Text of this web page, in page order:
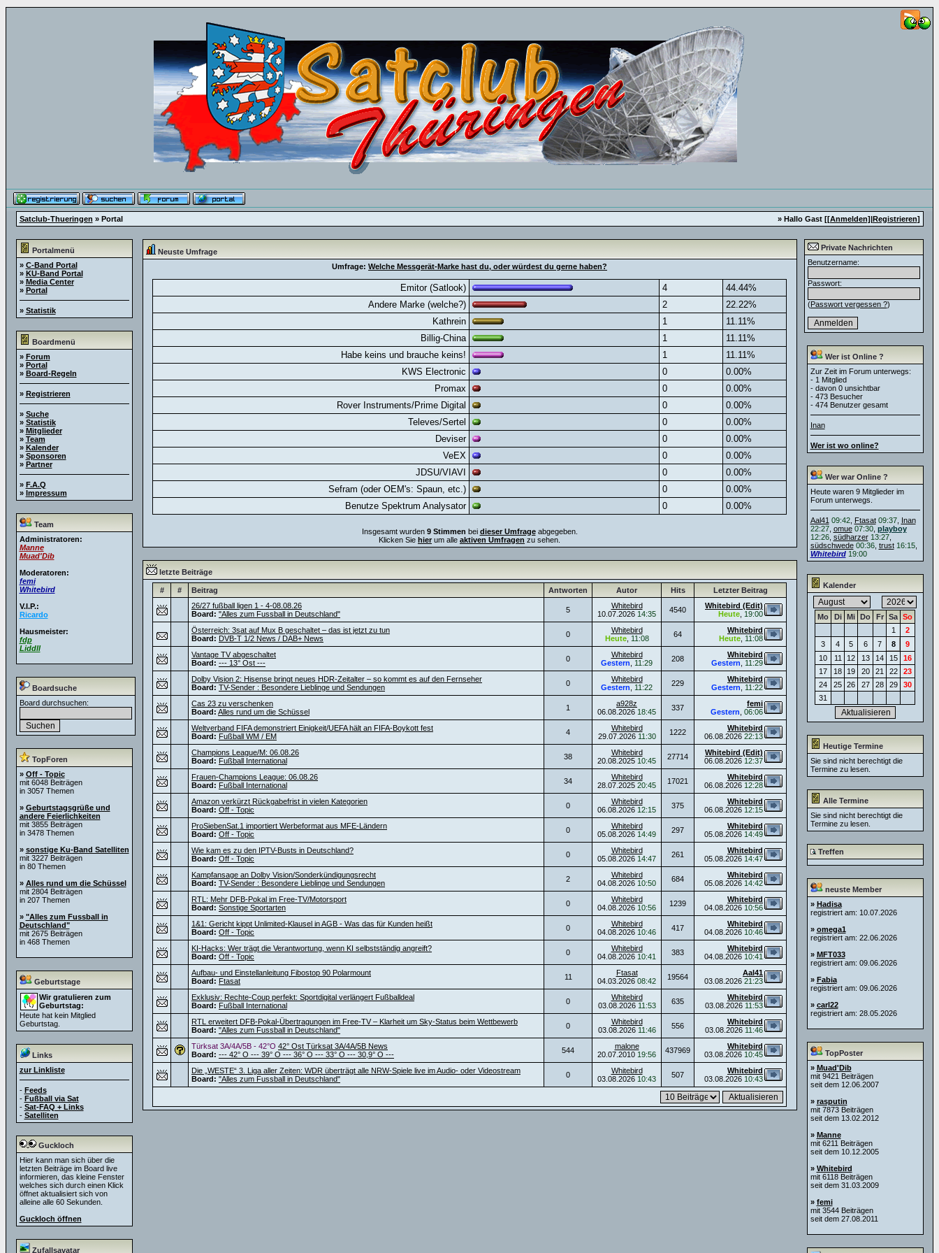
Satclub-Thueringen » Portal » Hallo Gast [[Anmelden]|Registrieren]
Portalmenü
» C-Band Portal
» KU-Band Portal
» Media Center
» Portal
» Statistik
Boardmenü
» Forum
» Portal
» Board-Regeln
» Registrieren
» Suche
» Statistik
» Mitglieder
» Team
» Kalender
» Sponsoren
» Partner
» F.A.Q
» Impressum
Team
Administratoren:
Manne
Muad'Dib
Moderatoren:
femi
Whitebird
V.I.P.:
Ricardo
Hausmeister:
fdp
Liddll
Boardsuche
Board durchsuchen:
TopForen
» Off - Topic
mit 6048 Beiträgen
in 3057 Themen
» Geburtstagsgrüße und
andere Feierlichkeiten
mit 3855 Beiträgen
in 3478 Themen
» sonstige Ku-Band Satelliten
mit 3227 Beiträgen
in 80 Themen
» Alles rund um die Schüssel
mit 2804 Beiträgen
in 207 Themen
» "Alles zum Fussball in
Deutschland"
mit 2675 Beiträgen
in 468 Themen
Geburtstage
Wir gratulieren zum
Geburtstag:
Heute hat kein Mitglied
Geburtstag.
Links
zur Linkliste
- Feeds
- Fußball via Sat
- Sat-FAQ + Links
- Satelliten
Guckloch
Hier kann man sich über die
letzten Beiträge im Board live
informieren, das kleine Fenster
welches sich durch einen Klick
öffnet aktualisiert sich von
alleine alle 60 Sekunden.
Guckloch öffnen
Zufallsavatar
Neuste Umfrage
Umfrage: Welche Messgerät-Marke hast du, oder würdest du gerne haben?
Emitor (Satlook) 4
44.44%
Andere Marke (welche?)
2
22.22%
Kathrein
1
11.11%
Billig-China
1
11.11%
Habe keins und brauche keins!
1
11.11%
KWS Electronic
0
0.00%
Promax
0
0.00%
Rover Instruments/Prime Digital
0
0.00%
Televes/Sertel
0
0.00%
Deviser
0
0.00%
VeEX
0
0.00%
JDSU/VIAVI
0
0.00%
Sefram (oder OEM's: Spaun, etc.)
0
0.00%
Benutze Spektrum Analysator
0 0.00%
Insgesamt wurden 9 Stimmen bei dieser Umfrageabgegeben.
Klicken Sie hier um alle aktiven Umfragen zu sehen.
letzte Beiträge
# # Beitrag Antworten Autor Hits
Letzter Beitrag
26/27 fußball ligen 1 - 4-08.08.26
Board: "Alles zum Fussball in Deutschland" 5
Whitebird
10.07.2026 14:35 4540
Whitebird (Edit)
Heute 19:00
Österreich: 3sat auf Mux B geschaltet – das ist jetzt zu tun
Board: DVB-T 1/2 News / DAB+ News 0
Whitebird
Heute, 11:08 64
Whitebird
Heute 11:08
Vantage TV abgeschaltet
Board: --- 13° Ost --- 0
Whitebird
Gestern
11:29 208
Whitebird
Gestern
11:29
Dolby Vision 2: Hisense bringt neues HDR-Zeitalter – so kommt es auf den Fernseher
Board: TV-Sender : Besondere Lieblinge und Sendungen 0
Whitebird
Gestern
11:22 229
Whitebird
Gestern
11:22
Cas 23 zu verschenken
Board: Alles rund um die Schüssel 1
a928z
06.08.2026 18:45 337
femi
Gestern 06:06
Weltverband FIFA demonstriert Einigkeit/UEFA hält an FIFA-Boykott fest
Board: Fußball WM / EM 4
Whitebird
29.07.2026 11:30 1222
Whitebird
06.08.2026 22:13
Champions League/M: 06.08.26
Board: Fußball International 38
Whitebird
20.08.2025 10:45 27714
Whitebird (Edit)
06.08.2026 12:37
Frauen-Champions League: 06.08.26
Board: Fußball International 34
Whitebird
28.07.2025 20:45 17021
Whitebird
06.08.2026 12:28
Amazon verkürzt Rückgabefrist in vielen Kategorien
Board: Off - Topic 0
Whitebird
06.08.2026 12:15 375
Whitebird
06.08.2026 12:15
ProSiebenSat.1 importiert Werbeformat aus MFE-Ländern
Board: Off - Topic 0
Whitebird
05.08.2026 14:49 297
Whitebird
05.08.2026 14:49
Wie kam es zu den IPTV-Busts in Deutschland?
Board: Off - Topic 0
Whitebird
05.08.2026 14:47 261
Whitebird
05.08.2026 14:47
Kampfansage an Dolby Vision/Sonderkündigungsrecht
Board: TV-Sender : Besondere Lieblinge und Sendungen 2
Whitebird
04.08.2026 10:50 684
Whitebird
05.08.2026 14:42
RTL: Mehr DFB-Pokal im Free-TV/Motorsport
Board: Sonstige Sportarten 0
Whitebird
04.08.2026 10:56 1239
Whitebird
04.08.2026 10:56
1&1: Gericht kippt Unlimited-Klausel in AGB - Was das für Kunden heißt
Board: Off - Topic 0
Whitebird
04.08.2026 10:46 417
Whitebird
04.08.2026 10:46
KI-Hacks: Wer trägt die Verantwortung, wenn KI selbstständig angreift?
Board: Off - Topic 0
Whitebird
04.08.2026 10:41 383
Whitebird
04.08.2026 10:41
Aufbau- und Einstellanleitung Fibostop 90 Polarmount
Board: Ftasat 11
Ftasat
04.03.2026 08:42 19564
Aal41
03.08.2026 21:23
Exklusiv: Rechte-Coup perfekt: Sportdigital verlängert Fußballdeal
Board: Fußball International 0
Whitebird
03.08.2026 11:53 635
Whitebird
03.08.2026 11:53
RTL erweitert DFB-Pokal-Übertragungen im Free-TV – Klarheit um Sky-Status beim Wettbewerb
Board: "Alles zum Fussball in Deutschland" 0
Whitebird
03.08.2026 11:46 556
Whitebird
03.08.2026 11:46
Türksat 3A/4A/5B - 42°O 42° Ost Türksat 3A/4A/5B News
Board: --- 42° O --- 39° O --- 36° O --- 33° O --- 30,9° O --- 544
malone
20.07.2010 19:56 437969
Whitebird
03.08.2026 10:45
Die „WESTE“ 3. Liga aller Zeiten: WDR überträgt alle NRW-Spiele live im Audio- oder Videostream
Board: "Alles zum Fussball in Deutschland" 0
Whitebird
03.08.2026 10:43 507
Whitebird
03.08.2026 10:43
Private Nachrichten
Benutzername:
Passwort:
(Passwort vergessen ?)
Wer ist Online ?
Zur Zeit im Forum unterwegs:
- 1 Mitglied
- davon 0 unsichtbar
- 473 Besucher
- 474 Benutzer gesamt
Inan
Wer ist wo online?
Wer war Online ?
Heute waren 9 Mitglieder im
Forum unterwegs.
Aal41 09:42, Ftasat 09:37, Inan
22:27, omue 07:30, playboy
12:26, südharzer 13:27,
südschwede 00:36, trust 16:15,
Whitebird 19:00
Kalender
Mo Di Mi Do Fr Sa So
1
2
3
4 5 6 7 8
9
10
11 12 13 14 15
16
17
18 19 20 21 22
23
24
25 26 27 28 29
30
31
Heutige Termine
Sie sind nicht berechtigt die
Termine zu lesen.
Alle Termine
Sie sind nicht berechtigt die
Termine zu lesen.
Treffen
neuste Member
» Hadisa
registriert am: 10.07.2026
» omega1
registriert am: 22.06.2026
» MFT033
registriert am: 09.06.2026
» Fabia
registriert am: 09.06.2026
» carl22
registriert am: 28.05.2026
TopPoster
» Muad'Dib
mit 9421 Beiträgen
seit dem 12.06.2007
» rasputin
mit 7873 Beiträgen
seit dem 13.02.2012
» Manne
mit 6211 Beiträgen
seit dem 10.12.2005
» Whitebird
mit 6118 Beiträgen
seit dem 31.03.2009
» femi
mit 3544 Beiträgen
seit dem 27.08.2011